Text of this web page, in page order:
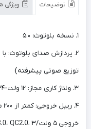
توضیحات
۱. نسخه بلوتوث: ۵.۰
توزیع صوتی پیشرفته)
۳. ولتاژ کاری مجاز: ۱۲ ولت-۲۴ ولت
۴. ریپل خروجی: کمتر از ۲۰۰ میلی‌ولت